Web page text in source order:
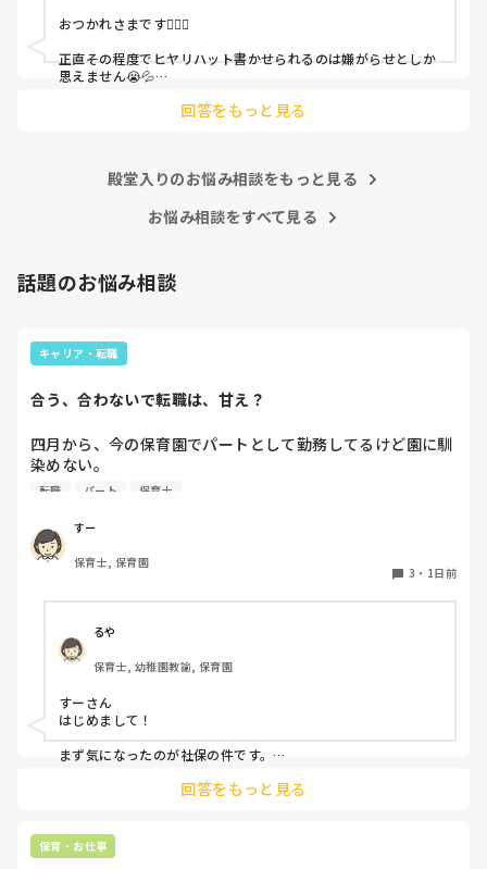
皆さんの園はどうですか?
おつかれさまです🙇🏻‍♀️
正直その程度でヒヤリハット書かせられるのは嫌がらせとしか
思えません😭💦
回答をもっと見る
殿堂入りのお悩み相談をもっと見る
お悩み相談をすべて見る
話題のお悩み相談
キャリア・転職
合う、合わないで転職は、甘え？
四月から、今の保育園でパートとして勤務してるけど園に馴
染めない。
前勤務してた園は8年続いたのに。。
なんでこんなに馴染めないんだろう。。
先生達はいい人達だと思う。
いし、気になる。気にしないようにしてる。
休憩中とか話の輪に入って話す時もあれば、話したくない
時、不慣れからか、人見知りで、喋れない時がある。みんな
でワイワイ話してすごいなって思う。
会社内の働き方改革か、来年から、扶養内は106万だけにな
るらしい。社保に入るなら週5にしなきゃいけないみた
い。。。今の自分は、まだそんなに働けない。。
子どもはかわいいけど、毎日体痛いし、疲れました。
他の職場を探そうかな。甘えでしょうか？
転職 パート 保育士
すー
保育士, 保育園
3 ・ 1日前
るや
保育士, 幼稚園教諭, 保育園
すーさん
はじめまして！
まず気になったのが社保の件です。
せば加入対象となります。
企業規模要件の段階的撤廃：現行の「従業員数51人以上」の要
回答をもっと見る
保育・お仕事